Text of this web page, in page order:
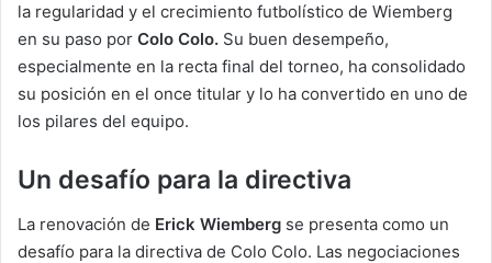
la regularidad y el crecimiento futbolístico de Wiemberg
en su paso por Colo Colo. Su buen desempeño,
especialmente en la recta final del torneo, ha consolidado
su posición en el once titular y lo ha convertido en uno de
los pilares del equipo.
Un desafío para la directiva
La renovación de Erick Wiemberg se presenta como un
desafío para la directiva de Colo Colo. Las negociaciones